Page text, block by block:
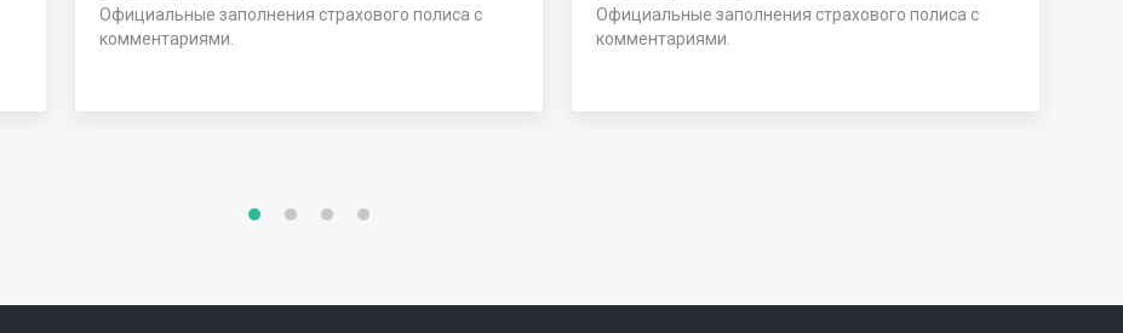
Официальные заполнения страхового полиса с
комментариями.
Официальные заполнения страхового полиса с
комментариями.